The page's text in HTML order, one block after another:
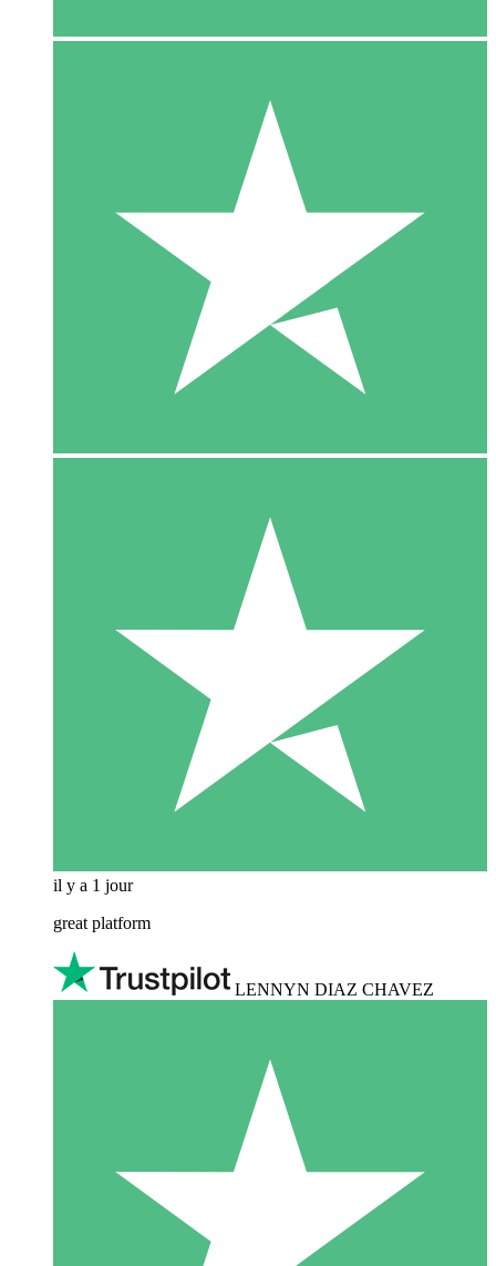
il y a 1 jour
great platform
LENNYN DIAZ CHAVEZ